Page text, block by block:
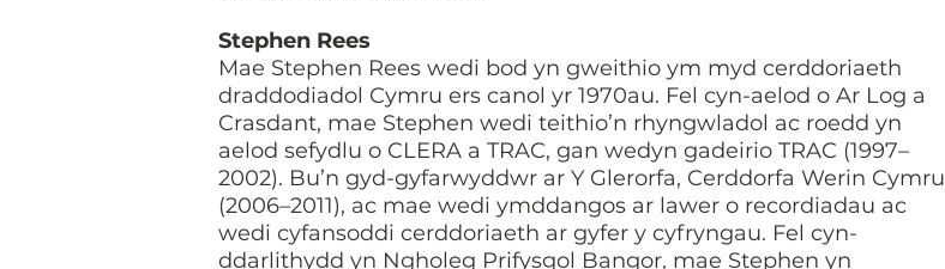
Stephen Rees
Mae Stephen Rees wedi bod yn gweithio ym myd cerddoriaeth
draddodiadol Cymru ers canol yr 1970au. Fel cyn-aelod o Ar Log a
Crasdant, mae Stephen wedi teithio’n rhyngwladol ac roedd yn
aelod sefydlu o CLERA a TRAC, gan wedyn gadeirio TRAC (1997–
2002). Bu’n gyd-gyfarwyddwr ar Y Glerorfa, Cerddorfa Werin Cymru
(2006–2011), ac mae wedi ymddangos ar lawer o recordiadau ac
wedi cyfansoddi cerddoriaeth ar gyfer y cyfryngau. Fel cyn-
ddarlithydd yn Ngholeg Prifysgol Bangor, mae Stephen yn